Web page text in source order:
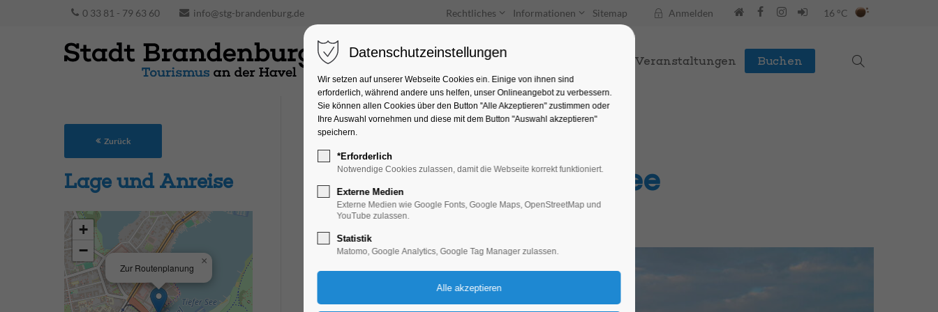
0 33 81 - 79 63 60 info@stg-brandenburg.de Rechtliches Informationen Sitemap Anmelden 16 °C
Unterkünfte Entdecken & Erleben Veranstaltungen Buchen
Marina am Tiefen See
Schiffbauergasse 8, 14469 Potsdam
Zurück
Lage und Anreise
Zur Routenplanung
×
+
−
Datenschutzeinstellungen
Wir setzen auf unserer Webseite Cookies ein. Einige von ihnen sind
erforderlich, während andere uns helfen, unser Onlineangebot zu verbessern.
Sie können allen Cookies über den Button "Alle Akzeptieren" zustimmen oder
Ihre Auswahl vornehmen und diese mit dem Button "Auswahl akzeptieren"
speichern.
*Erforderlich
Notwendige Cookies zulassen, damit die Webseite korrekt funktioniert.
Externe Medien
Externe Medien wie Google Fonts, Google Maps, OpenStreetMap und
YouTube zulassen.
Statistik
Matomo, Google Analytics, Google Tag Manager zulassen.